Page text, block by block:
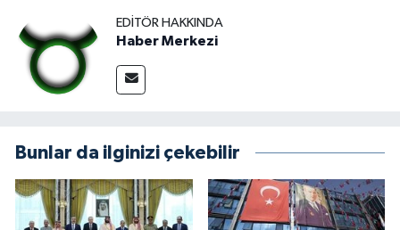
EDITÖR HAKKINDA
Haber Merkezi
Bunlar da ilginizi çekebilir